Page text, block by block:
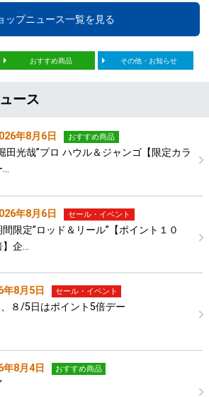
ップニュース一覧を見る
おすすめ商品 その他・お知らせ
ース
年8月6日 おすすめ商品
田光哉”プロ ハウル＆ジャンゴ【限定カラ
…
年8月6日 セール・イベント
間限定”ロッド＆リール”【ポイント１０
】企…
年8月5日 セール・イベント
８/5日はポイント5倍デー
年8月4日 おすすめ商品